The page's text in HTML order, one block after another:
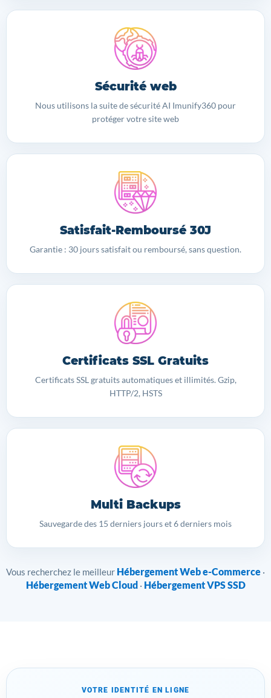
Sécurité web
Nous utilisons la suite de sécurité AI Imunify360 pour
protéger votre site web
Satisfait-Remboursé 30J
Garantie : 30 jours satisfait ou remboursé, sans question.
Certificats SSL Gratuits
Certificats SSL gratuits automatiques et illimités. Gzip,
HTTP/2, HSTS
Multi Backups
Sauvegarde des 15 derniers jours et 6 derniers mois
Vous recherchez le meilleur Hébergement Web e-Commerce ·
Hébergement Web Cloud · Hébergement VPS SSD
VOTRE IDENTITÉ EN LIGNE